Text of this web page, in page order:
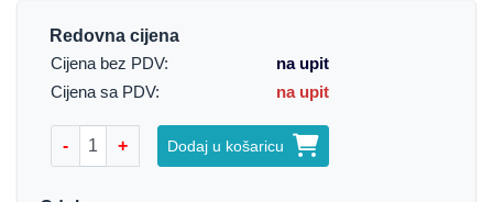
Redovna cijena
Cijena bez PDV:
na upit
Cijena sa PDV:
na upit
- + Dodaj u košaricu